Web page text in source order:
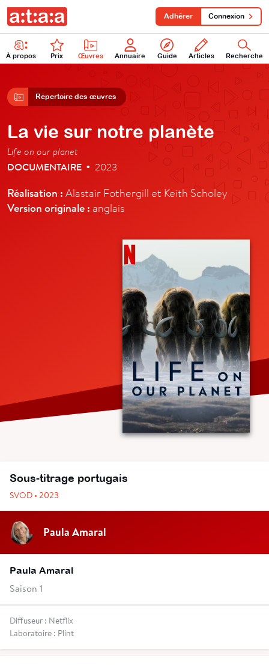
À propos Prix Œuvres Annuaire Guide Articles Recherche
Adhérer Connexion
Répertoire des œuvres
La vie sur notre planète
Life on our planet
DOCUMENTAIRE • 2023
Réalisation : Alastair Fothergill et Keith Scholey
Version originale : anglais
Sous-titrage portugais
SVOD • 2023
Paula Amaral
Paula Amaral
Saison 1
Diffuseur : Netflix
Laboratoire : Plint